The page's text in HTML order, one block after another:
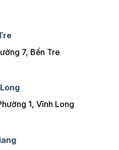
7, Bến Tre
1, Vĩnh Long